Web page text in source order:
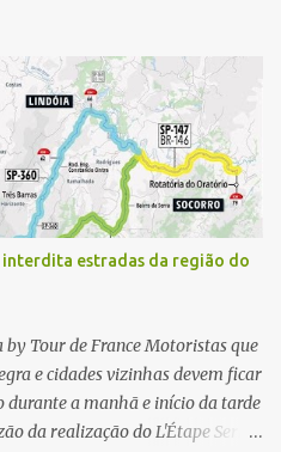
estradas da região do
by Tour de France Motoristas que
e cidades vizinhas devem ficar
durante a manhã e início da tarde
da realização do L'Étape Serra